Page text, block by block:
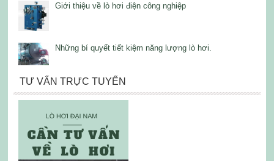
Giới thiệu về lò hơi điện công nghiệp
Những bí quyết tiết kiệm năng lượng lò hơi.
TƯ VẤN TRỰC TUYẾN